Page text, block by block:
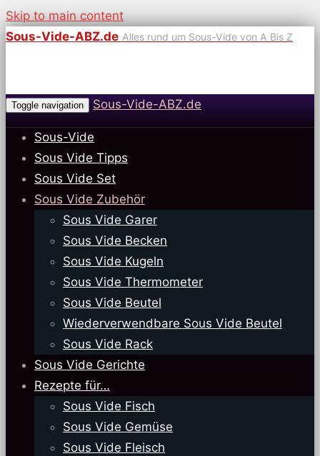
Skip to main content
Sous-Vide-ABZ.de Alles rund um Sous-Vide von A Bis Z
Toggle navigation Sous-Vide-ABZ.de
Sous-Vide
Sous Vide Tipps
Sous Vide Set
Sous Vide Zubehör
Sous Vide Garer
Sous Vide Becken
Sous Vide Kugeln
Sous Vide Thermometer
Sous Vide Beutel
Wiederverwendbare Sous Vide Beutel
Sous Vide Rack
Sous Vide Gerichte
Rezepte für…
Sous Vide Fisch
Sous Vide Gemüse
Sous Vide Fleisch